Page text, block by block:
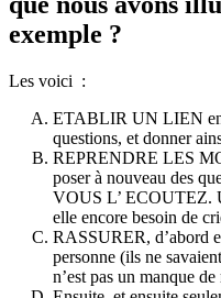
exemple ?
Les voici :
ETABLIR UN LIEN en
questions, et donner
REPRENDRE LES
poser à nouveau des
VOUS L’ ECOUTEZ.
elle encore besoin de
RASSURER, d’abord
personne (ils ne
n’est pas un manque